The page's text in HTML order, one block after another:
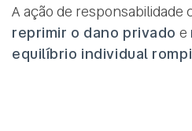
A ação de responsabilidade
reprimir o dano privado e
equilíbrio individual